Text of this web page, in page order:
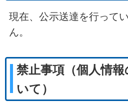
現在、公示送達を行って
ん。
禁止事項（個人情
いて）